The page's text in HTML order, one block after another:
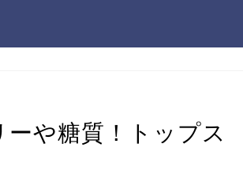
や糖質！トップス